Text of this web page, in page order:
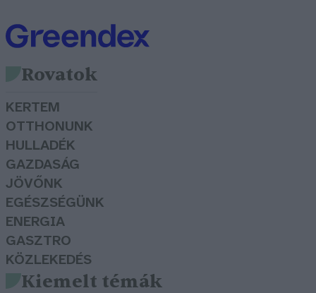
Rovatok
KERTEM
OTTHONUNK
HULLADÉK
GAZDASÁG
JÖVŐNK
EGÉSZSÉGÜNK
ENERGIA
GASZTRO
KÖZLEKEDÉS
Kiemelt témák